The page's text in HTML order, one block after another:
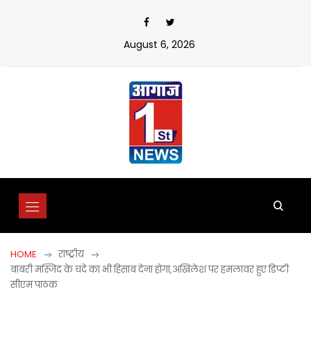
August 6, 2026
HOME
राष्ट्रीय
बाबरी मस्जिद के चंदे का भी हिसाब देना होगा,अखिलेश पर हमलावर हुए डिप्टी
सीएम पाठक